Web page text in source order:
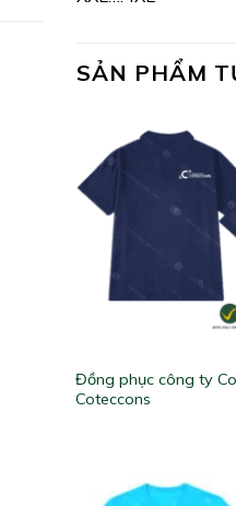
SẢN PHẨM
Đồng phục công ty
Coteccons